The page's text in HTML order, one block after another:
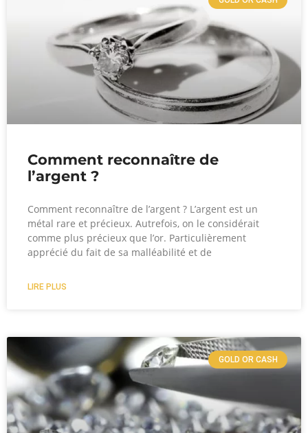
Comment reconnaître de
l’argent ?
Comment reconnaître de l’argent ? L’argent est un
métal rare et précieux. Autrefois, on le considérait
comme plus précieux que l’or. Particulièrement
apprécié du fait de sa malléabilité et de
LIRE PLUS
GOLD OR CASH